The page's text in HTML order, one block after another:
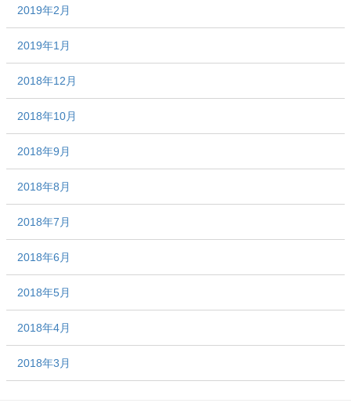
2019年2月
2019年1月
2018年12月
2018年10月
2018年9月
2018年8月
2018年7月
2018年6月
2018年5月
2018年4月
2018年3月